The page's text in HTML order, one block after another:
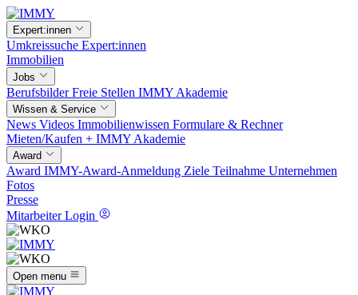
Expert:innen
Umkreissuche Expert:innen
Immobilien
Jobs
BerufsbilderFreie Stellen IMMY Akademie
Wissen & Service
News Videos Immobilienwissen Formulare & Rechner
Mieten/Kaufen + IMMY Akademie
Award
Award IMMY-Award-Anmeldung Ziele Teilnahme Unternehmen
Fotos
Presse
Mitarbeiter Login
Open menu